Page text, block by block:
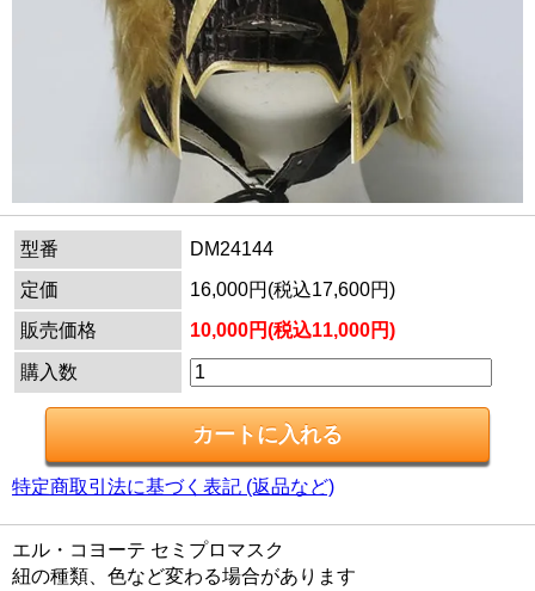
型番
DM24144
定価
16,000円(税込17,600円)
販売価格
10,000円(税込11,000円)
購入数
特定商取引法に基づく表記 (返品など)
エル・コヨーテ セミプロマスク
紐の種類、色など変わる場合があります